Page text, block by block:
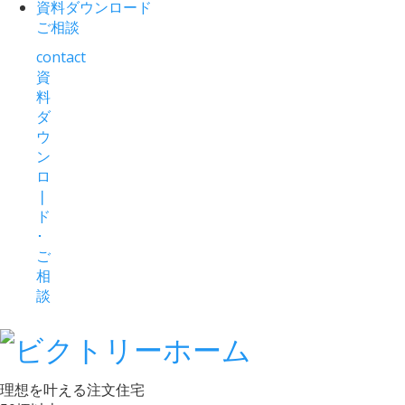
資料ダウンロード
ご相談
contact
資
料
ダ
ウ
ン
ロ
❘
ド
･
ご
相
談
理想を叶える注文住宅